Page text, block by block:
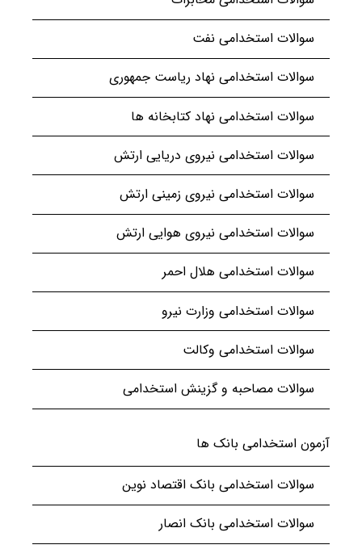
سوالات استخدامی نفت
سوالات استخدامی نهاد ریاست جمهوری
سوالات استخدامی نهاد کتابخانه ها
سوالات استخدامی نیروی دریایی ارتش
سوالات استخدامی نیروی زمینی ارتش
سوالات استخدامی نیروی هوایی ارتش
سوالات استخدامی هلال احمر
سوالات استخدامی وزارت نیرو
سوالات استخدامی وکالت
سوالات مصاحبه و گزینش استخدامی
آزمون استخدامی بانک ها
سوالات استخدامی بانک اقتصاد نوین
سوالات استخدامی بانک انصار